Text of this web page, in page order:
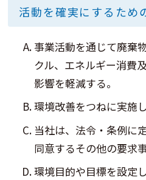
活動を確実にするため
事業活動を通じて廃棄
クル、エネルギー消費
影響を軽減する。
環境改善をつねに実施
当社は、法令・条例に
同意するその他の要求
環境目的や目標を設定